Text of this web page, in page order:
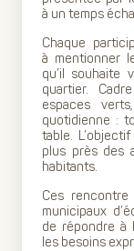
à un temps
Chaque
à mentionner
qu’il souhaite
quartier.
espaces
quotidienne :
table.
plus près des
habitants.
Ces
municipaux
de répondre à
les besoins